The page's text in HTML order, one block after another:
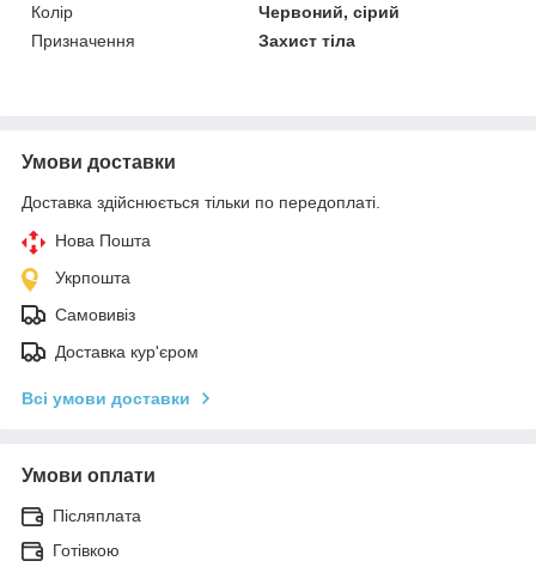
Колір
Червоний, сірий
Призначення
Захист тіла
Умови доставки
Доставка здійснюється тільки по передоплаті.
Нова Пошта
Укрпошта
Самовивіз
Доставка кур'єром
Всі умови доставки
Умови оплати
Післяплата
Готівкою